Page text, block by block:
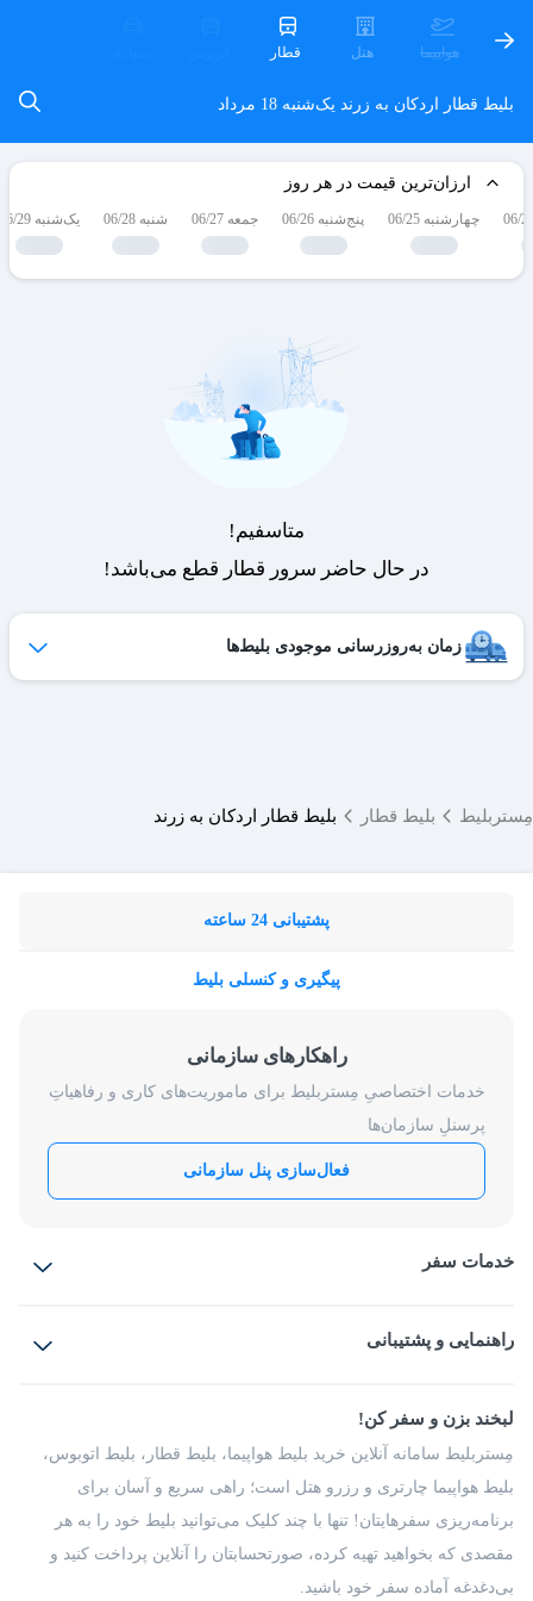
هواپیما هتل قطار
بلیط قطار اردکان به زرند یک‌شنبه 18 مرداد
ارزان‌ترین قیمت در هر روز
چهارشنبه 06/25 پنج‌شنبه 06/26 جمعه 06/27 شنبه 06/28 یک‌شنبه 06/29
زمان به‌روزرسانی موجودی بلیط‌ها
متاسفیم!
در حال حاضر سرور قطار قطع می‌باشد!
مِستربلیط بلیط قطار بلیط قطار اردکان به زرند
پشتیبانی 24 ساعته
پیگیری و کنسلی بلیط
راهکارهای سازمانی
خدمات اختصاصیِ مِستربلیط برای ماموریت‌های کاری و رفاهیاتِ
پرسنلِ سازمان‌ها
فعال‌سازی پنل سازمانی
خدمات سفر
بلیط قطار
راهنمایی و پشتیبانی
شرایط و مقررات
راهکار سازمانی
فرصت‌های شغلی
درباره ما
لبخند بزن و سفر کن!
مِستربلیط سامانه آنلاین خرید بلیط هواپیما، بلیط قطار، بلیط اتوبوس،
بلیط هواپیما چارتری و رزرو هتل است؛ راهی سریع و آسان برای
برنامه‌ریزی سفرهایتان! تنها با چند کلیک می‌توانید بلیط خود را به هر
مقصدی که بخواهید تهیه کرده، صورتحسابتان را آنلاین پرداخت کنید و
بی‌دغدغه آماده سفر خود باشید.